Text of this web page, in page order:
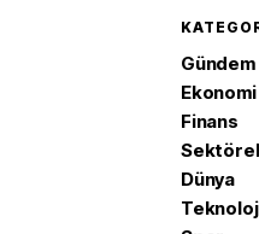
Gündem
Ekonomi
Finans
Sektörel
Dünya